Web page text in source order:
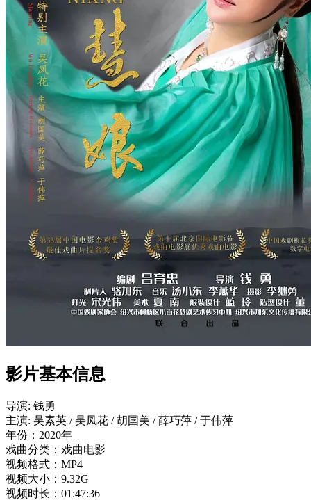
影片基本信息
导演: 钱勇
主演: 吴素英 / 吴凤花 / 胡国美 / 薛巧萍 / 于伟萍
年份：2020年
戏曲分类：戏曲电影
视频格式：MP4
视频大小：9.32G
视频时长：01:47:36